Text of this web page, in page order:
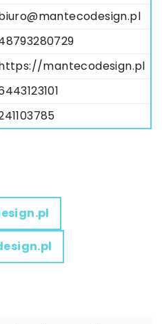
mantecodesign.pl